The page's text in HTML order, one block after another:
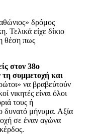
δρόμος
Τελικά είχε δίκιο
θέση πως
στον 38ο
συμμετοχή και
να βραβεύτούν
νικητές είναι όλοι
τους ή
δυνατό μήνυμα. Αξία
σε έναν αγώνα